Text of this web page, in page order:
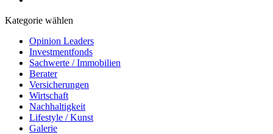
Kategorie wählen
Opinion Leaders
Investmentfonds
Sachwerte / Immobilien
Berater
Versicherungen
Wirtschaft
Nachhaltigkeit
Lifestyle / Kunst
Galerie